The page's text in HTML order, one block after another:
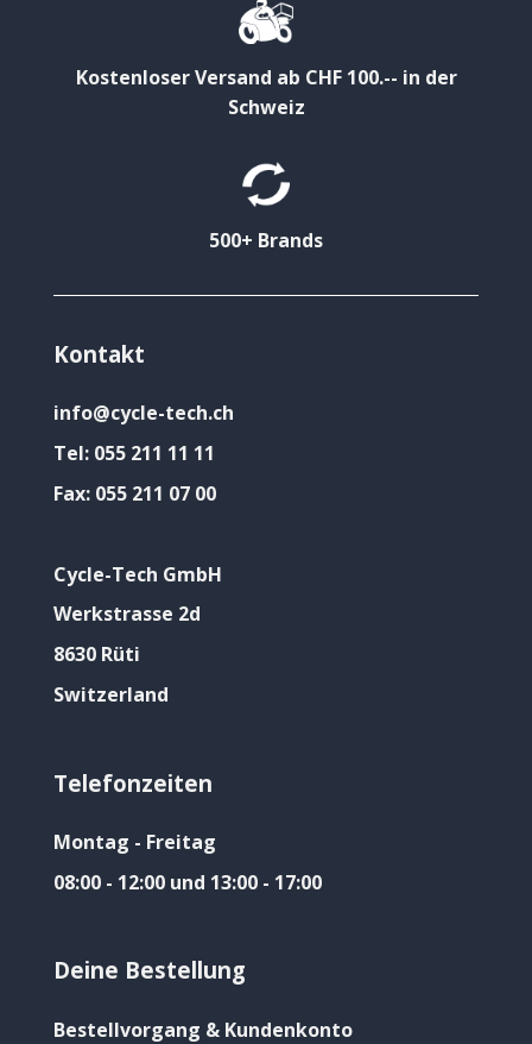
Kostenloser Versand ab CHF 100.-- in der
Schweiz
500+ Brands
Kontakt
info@cycle-tech.ch
Tel: 055 211 11 11
Fax: 055 211 07 00
Cycle-Tech GmbH
Werkstrasse 2d
8630 Rüti
Switzerland
Telefonzeiten
Montag - Freitag
08:00 - 12:00 und 13:00 - 17:00
Deine Bestellung
Bestellvorgang & Kundenkonto